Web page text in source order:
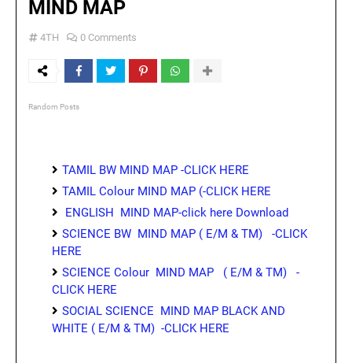
MIND MAP
4TH 0 Comments
Random Posts
TAMIL BW MIND MAP -CLICK HERE
TAMIL Colour MIND MAP (-CLICK HERE
ENGLISH MIND MAP-click here Download
SCIENCE BW MIND MAP ( E/M & TM) -CLICK
HERE
SCIENCE Colour MIND MAP ( E/M & TM) -
CLICK HERE
SOCIAL SCIENCE MIND MAP BLACK AND
WHITE ( E/M & TM) -CLICK HERE